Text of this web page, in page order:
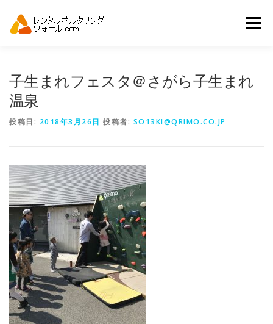
メニュー
子生まれフェスタ＠さがら子生まれ
温泉
投稿日: 2018年3月26日 投稿者: SO13KI@QRIMO.CO.JP